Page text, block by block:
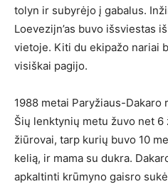
tolyn ir subyrėjo į gabalus.
Loevezijn’as buvo išsviestas
vietoje. Kiti du ekipažo nariai
visiškai pagijo.
1988 metai Paryžiaus-Dakaro
Šių lenktynių metu žuvo net
žiūrovai, tarp kurių buvo 10
kelią, ir mama su dukra.
apkaltinti krūmyno gaisro